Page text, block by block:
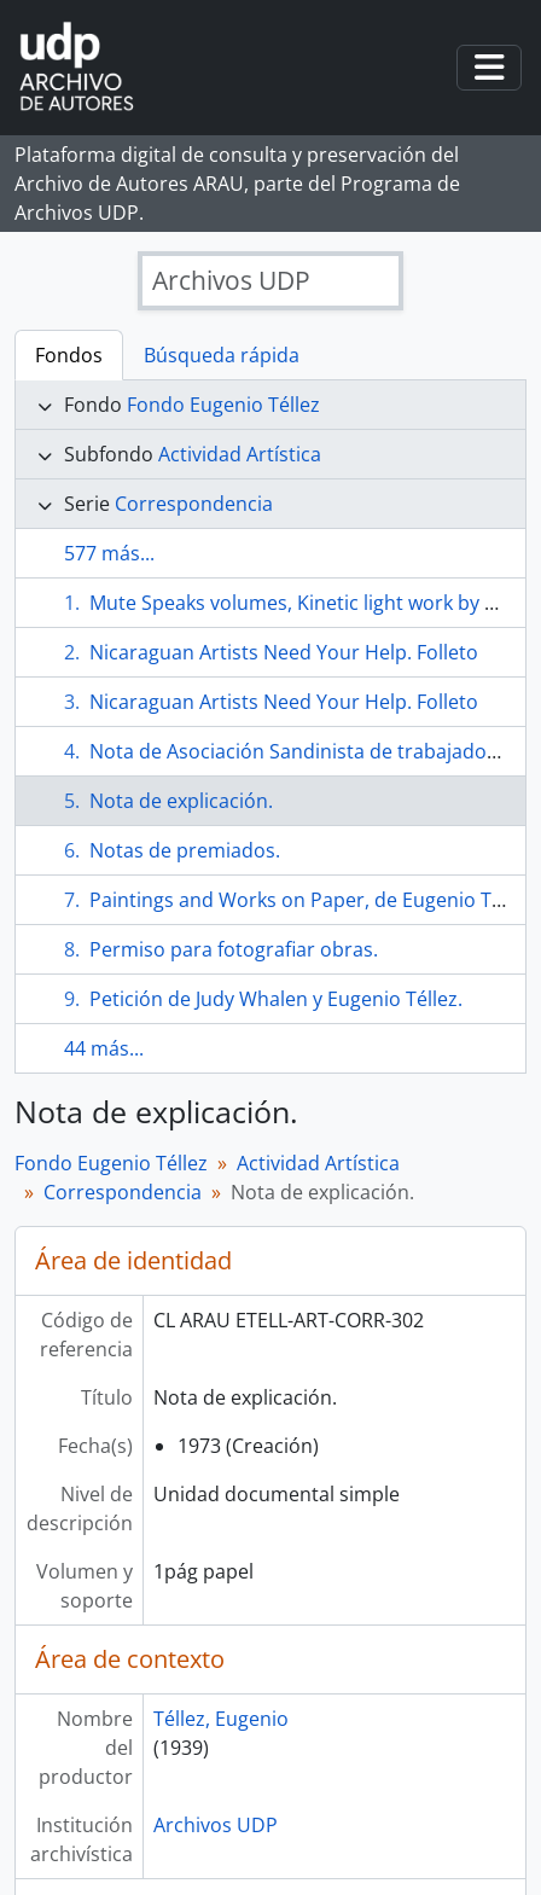
Skip to main content
Plataforma digital de consulta y preservación del
Archivo de Autores ARAU, parte del Programa de
Archivos UDP.
Archivos UDP
Fondos
Búsqueda rápida
Fondo Fondo Eugenio Téllez
Subfondo Actividad Artística
Serie Correspondencia
577 más...
Mute Speaks volumes, Kinetic light work by Cuban artist part of Mac exhibit. Articulo.
Nicaraguan Artists Need Your Help. Folleto
Nicaraguan Artists Need Your Help. Folleto
Nota de Asociación Sandinista de trabajadores de la cultura.
Nota de explicación.
Notas de premiados.
Paintings and Works on Paper, de Eugenio Téllez. Folleto
Permiso para fotografiar obras.
Petición de Judy Whalen y Eugenio Téllez.
44 más...
Nota de explicación.
Fondo Eugenio Téllez
Actividad Artística
Correspondencia
Nota de explicación.
Área de identidad
Código de
referencia
CL ARAU ETELL-ART-CORR-302
Título
Nota de explicación.
Fecha(s)
1973 (Creación)
Nivel de
descripción
Unidad documental simple
Volumen y
soporte
1pág papel
Área de contexto
Nombre
del
productor
Téllez, Eugenio
(1939)
Institución
archivística
Archivos UDP